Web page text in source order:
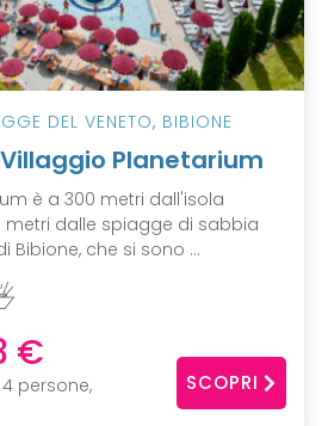
DEL VENETO, BIBIONE
Planetarium
è a 300 metri dall'isola
metri dalle spiagge di sabbia
Bibione, che si sono ...
€
persone,
SCOPRI